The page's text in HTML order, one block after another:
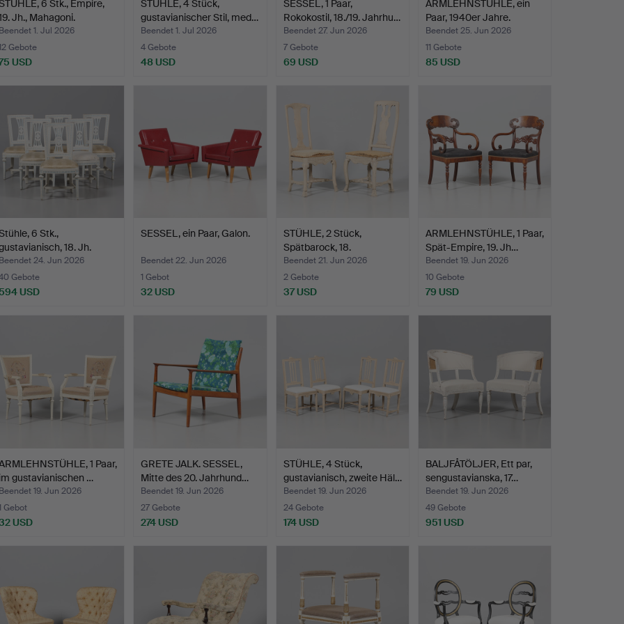
6 Stk., Empire,
Jh., Mahagoni.
1. Jul 2026
Gebote
USD
STÜHLE, 4 Stück,
gustavianischer Stil, med…
Beendet 1. Jul 2026
4 Gebote
48 USD
SESSEL, 1 Paar,
Rokokostil, 18./19. Jahrhu…
Beendet 27. Jun 2026
7 Gebote
69 USD
ARMLEHNSTÜHLE, ein
Paar, 1940er Jahre.
Beendet 25. Jun 2026
11 Gebote
85 USD
6 Stk.,
18. Jh.
24. Jun 2026
Gebote
USD
SESSEL, ein Paar, Galon.
Beendet 22. Jun 2026
1 Gebot
32 USD
STÜHLE, 2 Stück,
Spätbarock, 18.
Jahrhunde…
Beendet 21. Jun 2026
2 Gebote
37 USD
ARMLEHNSTÜHLE, 1 Paar,
Spät-Empire, 19. Jh…
Beendet 19. Jun 2026
10 Gebote
79 USD
1 Paar,
gustavianischen …
19. Jun 2026
Gebot
USD
GRETE JALK. SESSEL,
Mitte des 20. Jahrhund…
Beendet 19. Jun 2026
27 Gebote
274 USD
STÜHLE, 4 Stück,
gustavianisch, zweite Häl…
Beendet 19. Jun 2026
24 Gebote
174 USD
BALJFÅTÖLJER, Ett par,
sengustavianska, 17…
Beendet 19. Jun 2026
49 Gebote
951 USD